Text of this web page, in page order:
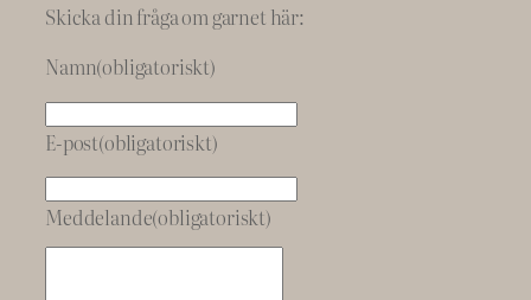
Skicka din fråga om garnet här:
Namn(obligatoriskt)
E-post(obligatoriskt)
Meddelande(obligatoriskt)